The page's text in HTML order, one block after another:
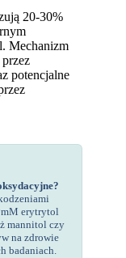
20-30%
Mechanizm
potencjalne
erytrytol
mannitol czy
na zdrowie
badaniach.